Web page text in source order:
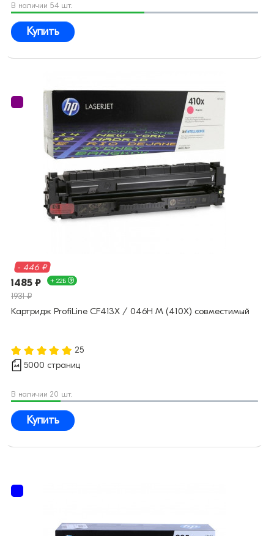
В наличии 54 шт.
Купить
- 446 ₽
1485 ₽ + 22Б
1931 ₽
Картридж ProfiLine CF413X / 046H M (410X) совместимый
25
5000 страниц
В наличии 20 шт.
Купить